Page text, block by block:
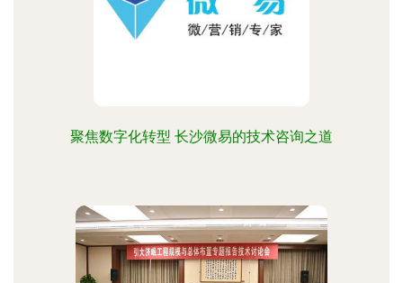
聚焦数字化转型 长沙微易的技术咨询之道